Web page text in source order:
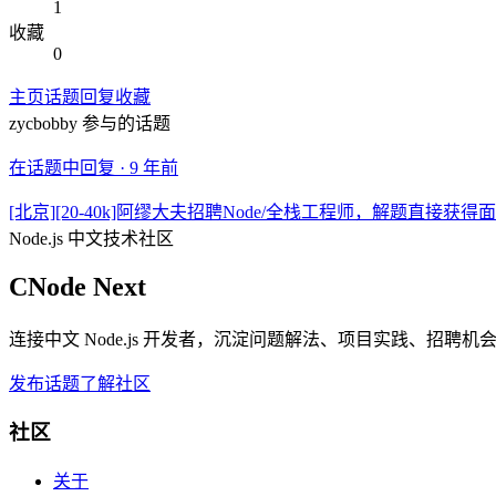
1
收藏
0
主页话题回复收藏
zycbobby 参与的话题
在话题中回复 · 9 年前
[北京][20-40k]阿缪大夫招聘Node/全栈工程师，解题直接获得
Node.js 中文技术社区
CNode Next
连接中文 Node.js 开发者，沉淀问题解法、项目实践、招聘机会
发布话题了解社区
社区
关于